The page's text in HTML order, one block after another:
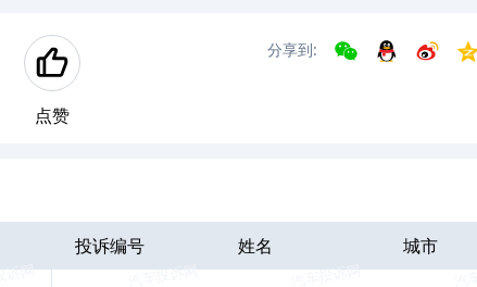
点赞
分享到:
投诉编号 姓名 城市